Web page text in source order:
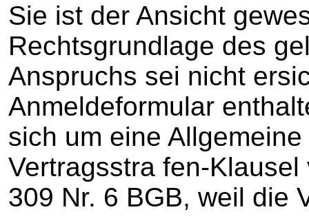
Sie ist der Ansicht
Rechtsgrundlage
Anspruchs sei nicht
Anmeldeformular
sich um eine
Vertragsstra fen-
309 Nr. 6 BGB, weil die